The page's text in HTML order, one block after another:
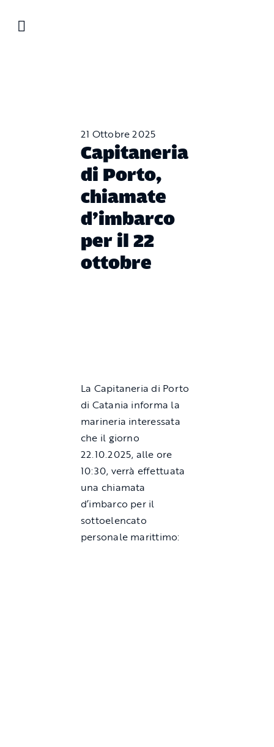
21 Ottobre 2025
Capitaneria
di Porto,
chiamate
d’imbarco
per il 22
ottobre
La Capitaneria di Porto
di Catania informa la
marineria interessata
che il giorno
22.10.2025, alle ore
10:30, verrà effettuata
una chiamata
d’imbarco per il
sottoelencato
personale marittimo: